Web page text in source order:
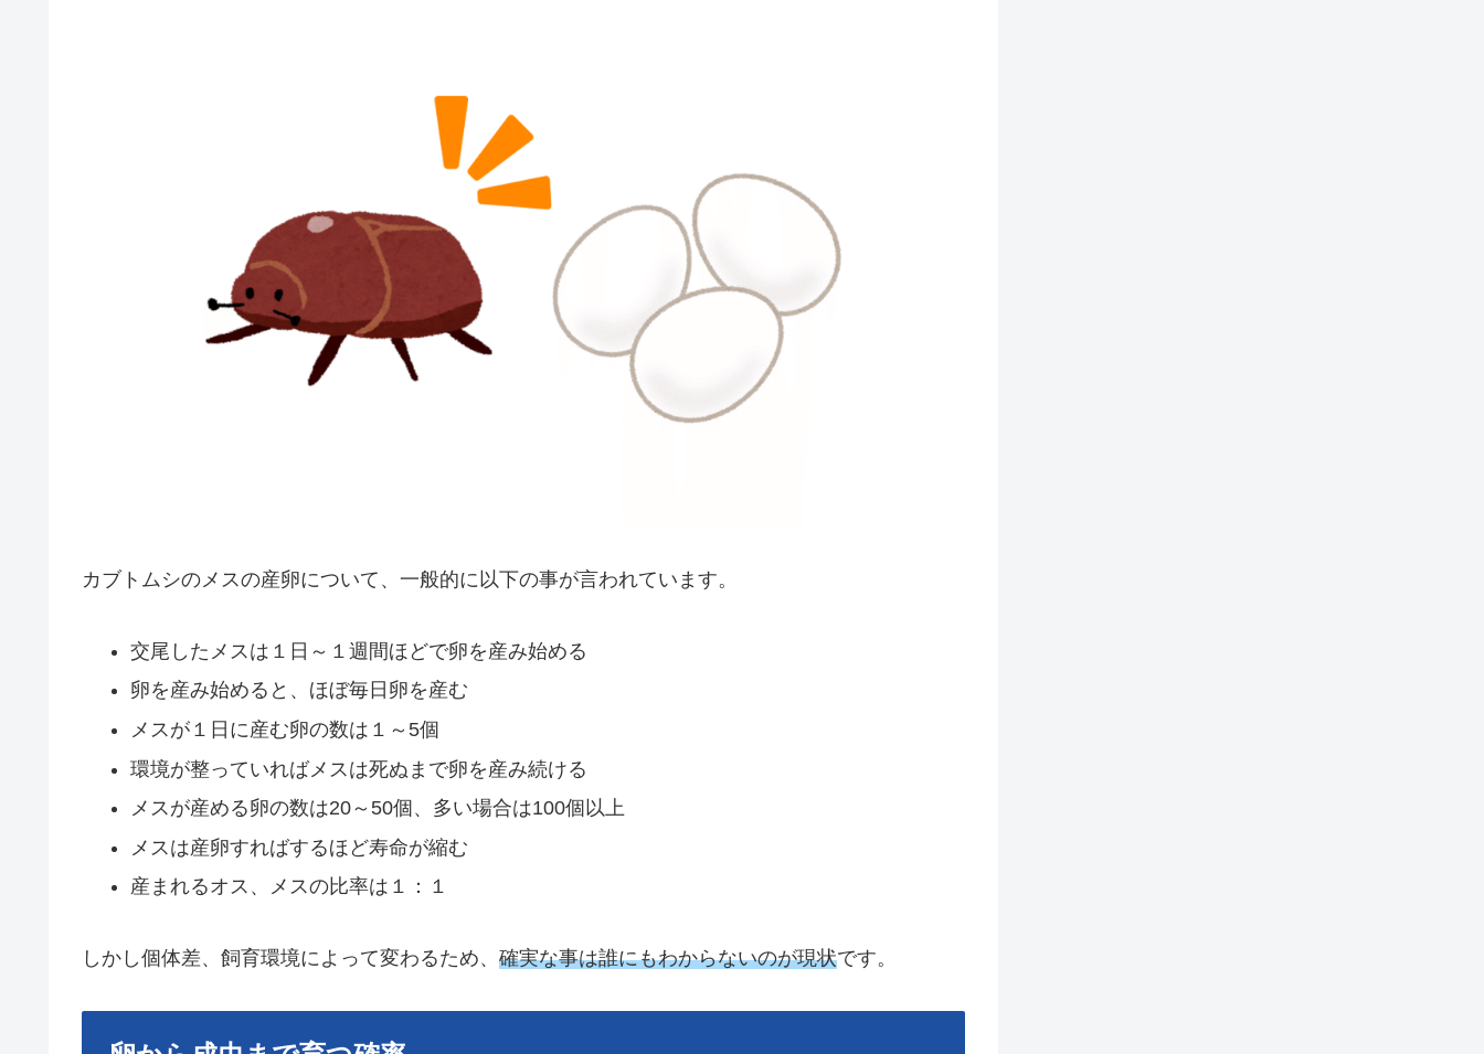
カブトムシのメスの産卵について、一般的に以下の事が言われています。
交尾したメスは１日～１週間ほどで卵を産み始める
卵を産み始めると、ほぼ毎日卵を産む
メスが１日に産む卵の数は１～5個
環境が整っていればメスは死ぬまで卵を産み続ける
メスが産める卵の数は20～50個、多い場合は100個以上
メスは産卵すればするほど寿命が縮む
産まれるオス、メスの比率は１：１
しかし個体差、飼育環境によって変わるため、 確実な事は誰にもわからないのが現状です。